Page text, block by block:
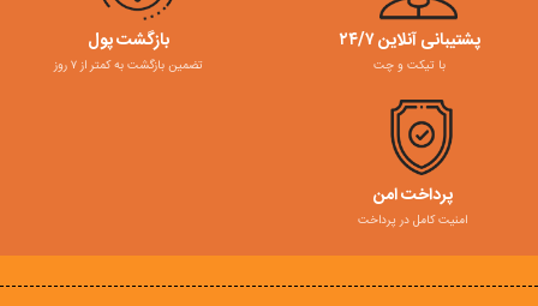
پشتیبانی آنلاین ۲۴/۷
با تیکت و چت
بازگشت پول
تضمین بازگشت به کمتر از ۷ روز
پرداخت امن
امنیت کامل در پرداخت